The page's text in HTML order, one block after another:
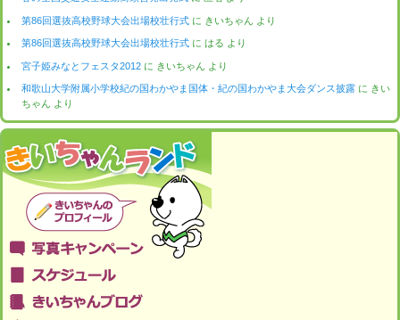
第86回選抜高校野球大会出場校壮行式 に きいちゃん より
第86回選抜高校野球大会出場校壮行式 にはる より
宮子姫みなとフェスタ2012 に きいちゃん より
和歌山大学附属小学校紀の国わかやま国体・紀の国わかやま大会ダンス披露 に きい
ちゃん より